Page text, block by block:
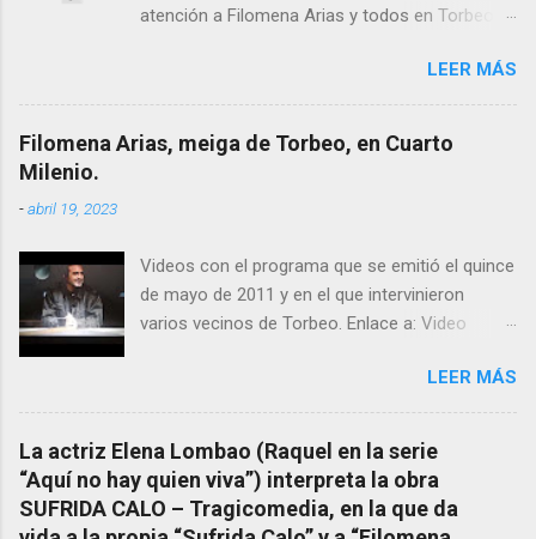
atención a Filomena Arias y todos en Torbeo
el pasado siglo tuvo esta “curandeira” por sus
“obras y milagros”, pero también como
excelente difusora del nombre de nuestro
pueblo, no en vano es reconocida por muchos
mención a ANTON PATIÑO REGUEIRA (ya
fallecido) cuyo empeño por estudiar y dar a
conocer a esta “sabia” y por ende a Torbeo no
También reproducimos integro el articulo que
en el año 2000 publico Ángel Arnaiz recogiendo
información de primera mano que le
suministraron David (nieto de Filomena) y
algunos vecinos mas del pueblo.
Dejamos para otro momento la ...
LEER MÁS
Filomena Arias, meiga de Torbeo, en Cuarto
Milenio.
-abril 19, 2023
Videos con el programa que se emitió el quince
de mayo de 2011 y en el que intervinieron
varios vecinos de Torbeo. Enlace a: Video
completo emitido en CUARTO MILENIO En
Facebook otra copia con mejor resolución:
Facebook CUARTO MILENIO - Filomena Arias.
LEER MÁS
La actriz Elena Lombao (Raquel en la serie
“Aquí no hay quien viva”) interpreta la obra
SUFRIDA CALO – Tragicomedia, en la que da